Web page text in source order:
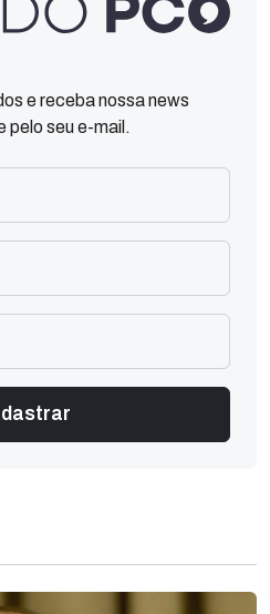
e receba nossa news
pelo seu e-mail.